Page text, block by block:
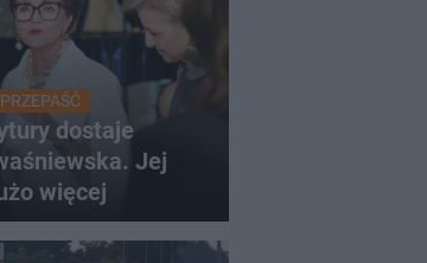
dostaje
Jej
więcej